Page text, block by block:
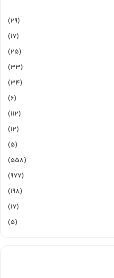
(29)
(17)
(25)
(33)
(34)
(6)
(112)
(12)
(5)
(558)
(977)
(198)
(17)
(5)